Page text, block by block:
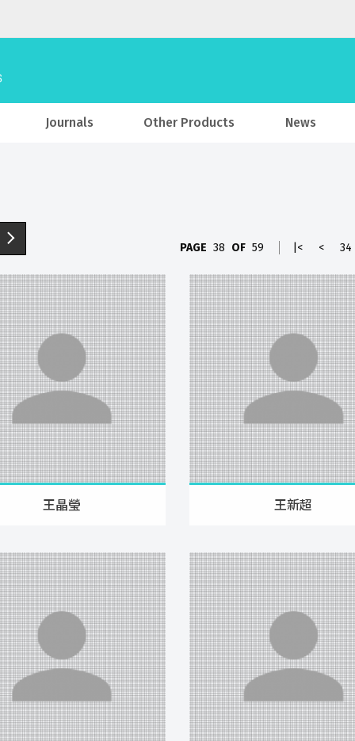
Journals Other Products News
PAGE 38 OF 59 |< < 34
王晶瑩 王新超